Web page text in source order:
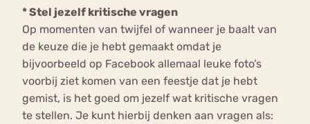
* Stel jezelf kritische vragen
Op momenten van twijfel of wanneer je baalt van
de keuze die je hebt gemaakt omdat je
bijvoorbeeld op Facebook allemaal leuke foto’s
voorbij ziet komen van een feestje dat je hebt
gemist, is het goed om jezelf wat kritische vragen
te stellen. Je kunt hierbij denken aan vragen als: